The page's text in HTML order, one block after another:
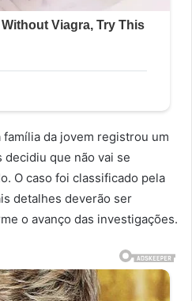
da jovem registrou um
que não vai se
O caso foi classificado pela
detalhes deverão ser
o avanço das investigações.